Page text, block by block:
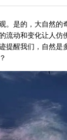
。是的，大自然的
流动和变化让人仿
提醒我们，自然是